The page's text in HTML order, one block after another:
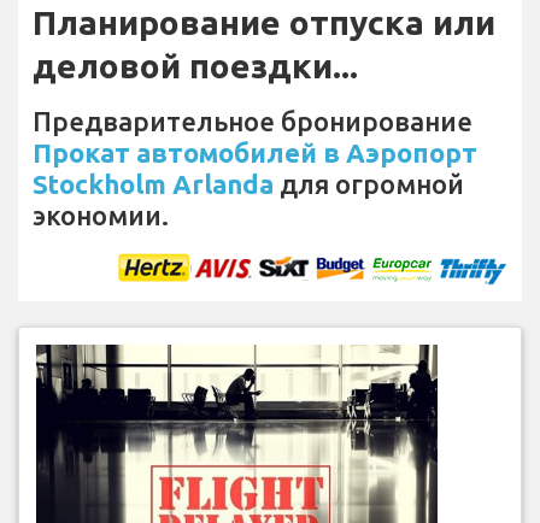
Планирование отпуска или
деловой поездки...
Предварительное бронирование
Прокат автомобилей в Аэропорт
Stockholm Arlanda для огромной
экономии.